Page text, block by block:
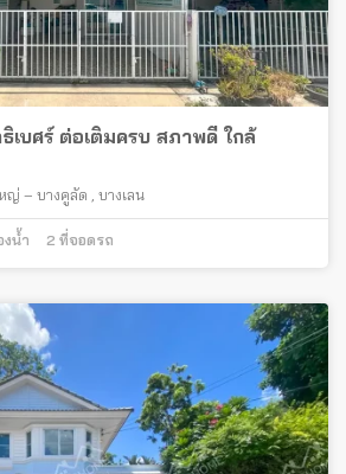
เบศร์ ต่อเติมครบ สภาพดี ใกล้
ญ่ – บางคูลัด , บางเลน
งน้ำ 2 ที่จอดรถ